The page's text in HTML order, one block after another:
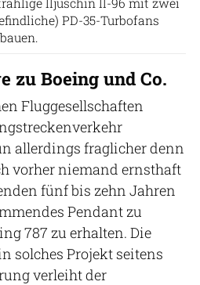
PD-35-Turbofans
zu Boeing und Co.
Fluggesellschaften
allerdings fraglicher denn
vorher niemand ernsthaft
fünf bis zehn Jahren
Pendant zu
787 zu erhalten. Die
solches Projekt seitens
verleiht der